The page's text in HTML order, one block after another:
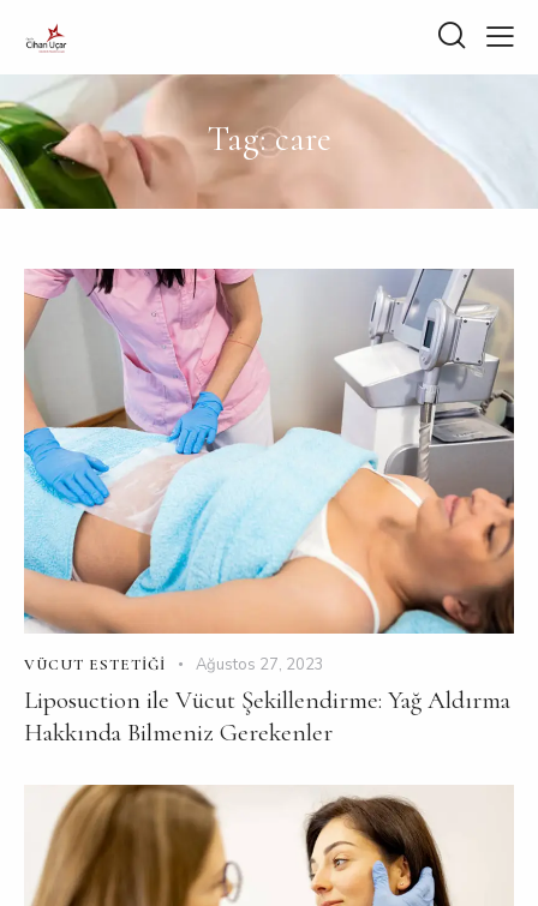
Tag: care
VÜCUT ESTETIĞI Ağustos 27, 2023
Liposuction ile Vücut Şekillendirme: Yağ Aldırma
Hakkında Bilmeniz Gerekenler